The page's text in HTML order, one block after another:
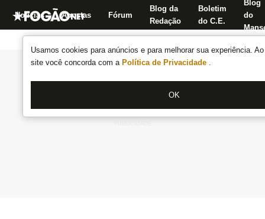
Usamos cookies para anúncios e para melhorar sua experiência.
site você concorda com a Política de Privacidade .
OK
Notícias Apostas Fórum
Blog da
Redação
Boletim
do C.E.
Blog
do